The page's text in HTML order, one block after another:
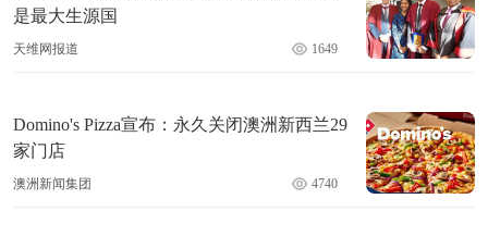
是最大生源国
天维网报道 1649
Domino's Pizza宣布：永久关闭澳洲新西兰29
家门店
澳洲新闻集团 4740